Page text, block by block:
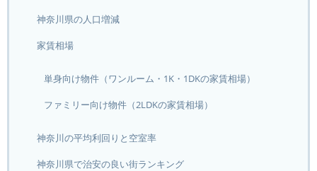
神奈川県の人口増減
家賃相場
単身向け物件（ワンルーム・1K・1DKの家賃相場）
ファミリー向け物件（2LDKの家賃相場）
神奈川の平均利回りと空室率
神奈川県で治安の良い街ランキング